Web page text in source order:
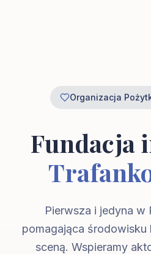
Organizacja
Fundacja
Pierwsza i jedyna w
pomagająca
sceną. Wspieramy